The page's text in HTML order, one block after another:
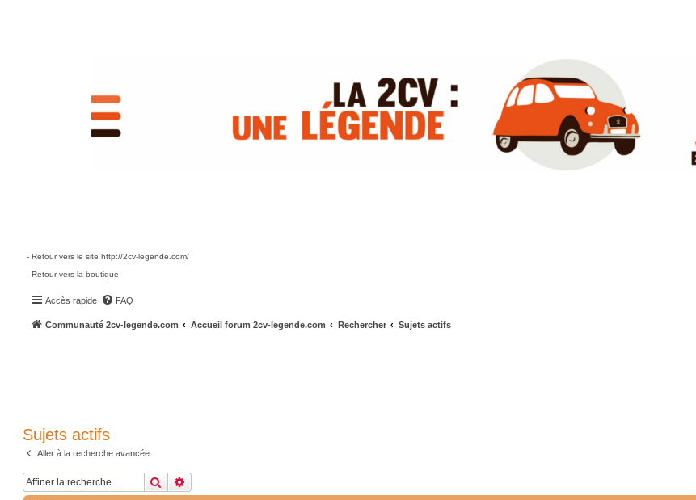
- Retour vers le site http://2cv-legende.com/
- Retour vers la boutique
Accès rapide FAQ
Communauté 2cv-legende.com Accueil forum 2cv-legende.com Rechercher Sujets actifs
Sujets actifs
Aller à la recherche avancée
Rechercher